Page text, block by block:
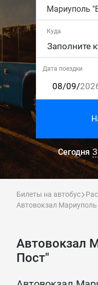
Мариуполь
Куда
Дата поездки
Сегодня
Билеты на автобус
Автовокзал Мариуполь
Автовокзал
Пост"